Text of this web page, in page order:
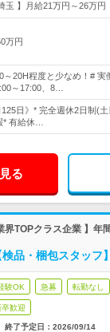
玉 】月給21万円～26万円
万円
20H程度と少なめ！# 実
～17:00、8…
日》* 完全週休2日制(
* 有給休…
る
界TOPクラス企業 】年
検品・梱包スタッフ
験OK 急募 転勤なし
歓迎
終了予定日： 2026/09/14